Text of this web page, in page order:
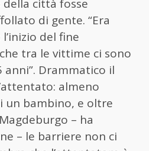
città fosse
di gente. “Era
del fine
tra le vittime ci sono
Drammatico il
almeno
un bambino, e oltre
– ha
– le barriere non ci